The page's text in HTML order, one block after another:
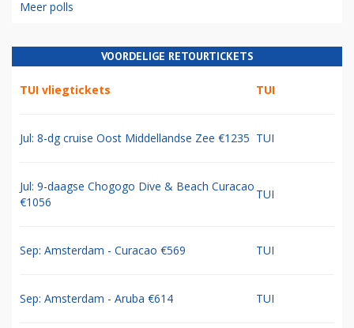
Meer polls
VOORDELIGE RETOURTICKETS
TUI vliegtickets TUI
Jul: 8-dg cruise Oost Middellandse Zee €1235 TUI
Jul: 9-daagse Chogogo Dive & Beach Curacao
€1056
TUI
Sep: Amsterdam - Curacao €569 TUI
Sep: Amsterdam - Aruba €614 TUI